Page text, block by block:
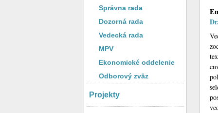
Správna rada
Dozorná rada
Vedecká rada
MPV
Ekonomické oddelenie
Odborový zväz
Projekty